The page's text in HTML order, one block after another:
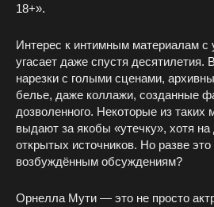
18+».
Интерес к интимным материалам с
угасает даже спустя десятилетия.
нарезки с голыми сценами,
белье, даже коллажи, созданные
дозволенного. Некоторые из таких
выдают за якобы «утечку», хотя
открытых источников. Но разве
возбуждённым обсуждениям?
Орнелла Мути — это не просто